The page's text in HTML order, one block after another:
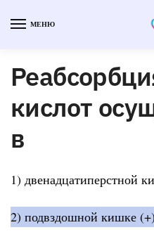
МЕНЮ
кислот
в
1) двенадцатиперстной
2) подвздошной кишке (+)